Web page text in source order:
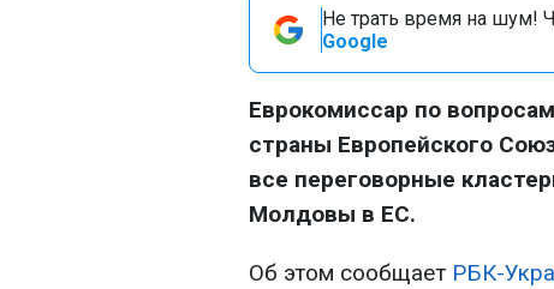
Не трать время на шум!
Google
Еврокомиссар по
страны Европейского
все переговорные
Молдовы в ЕС.
Об этом сообщает РБК-